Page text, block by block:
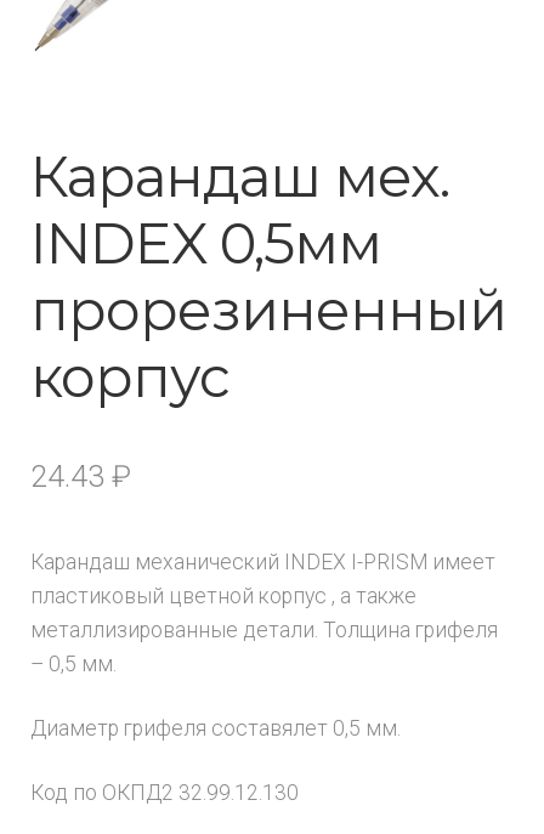
Карандаш мех.
INDEX 0,5мм
прорезиненный
корпус
24.43 ₽
Карандаш механический INDEX I-PRISM имеет
пластиковый цветной корпус , а также
металлизированные детали. Толщина грифеля
– 0,5 мм.
Диаметр грифеля составялет 0,5 мм.
Код по ОКПД2 32.99.12.130